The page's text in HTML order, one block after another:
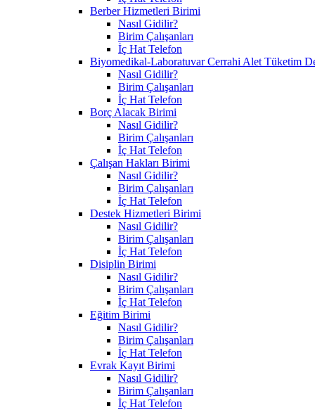
Berber Hizmetleri Birimi
Nasıl Gidilir?
Birim Çalışanları
İç Hat Telefon
Biyomedikal-Laboratuvar Cerrahi Alet Tüketim
Nasıl Gidilir?
Birim Çalışanları
İç Hat Telefon
Borç Alacak Birimi
Nasıl Gidilir?
Birim Çalışanları
İç Hat Telefon
Çalışan Hakları Birimi
Nasıl Gidilir?
Birim Çalışanları
İç Hat Telefon
Destek Hizmetleri Birimi
Nasıl Gidilir?
Birim Çalışanları
İç Hat Telefon
Disiplin Birimi
Nasıl Gidilir?
Birim Çalışanları
İç Hat Telefon
Eğitim Birimi
Nasıl Gidilir?
Birim Çalışanları
İç Hat Telefon
Evrak Kayıt Birimi
Nasıl Gidilir?
Birim Çalışanları
İç Hat Telefon